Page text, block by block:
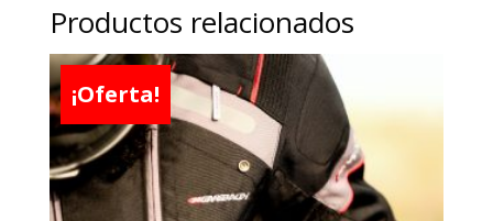
Productos relacionados
¡Oferta!